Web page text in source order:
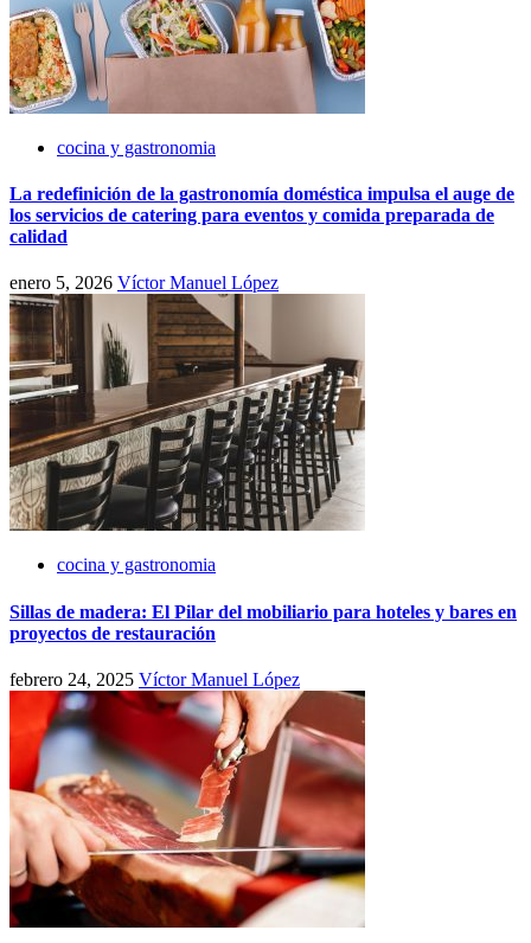
cocina y gastronomia
La redefinición de la gastronomía doméstica impulsa el auge de
los servicios de catering para eventos y comida preparada de
calidad
enero 5, 2026 Víctor Manuel López
cocina y gastronomia
Sillas de madera: El Pilar del mobiliario para hoteles y bares en
proyectos de restauración
febrero 24, 2025 Víctor Manuel López